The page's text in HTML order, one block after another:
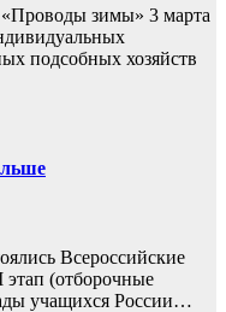
зимы» 3 марта
подсобных хозяйств
Всероссийские
этап (отборочные
учащихся России…